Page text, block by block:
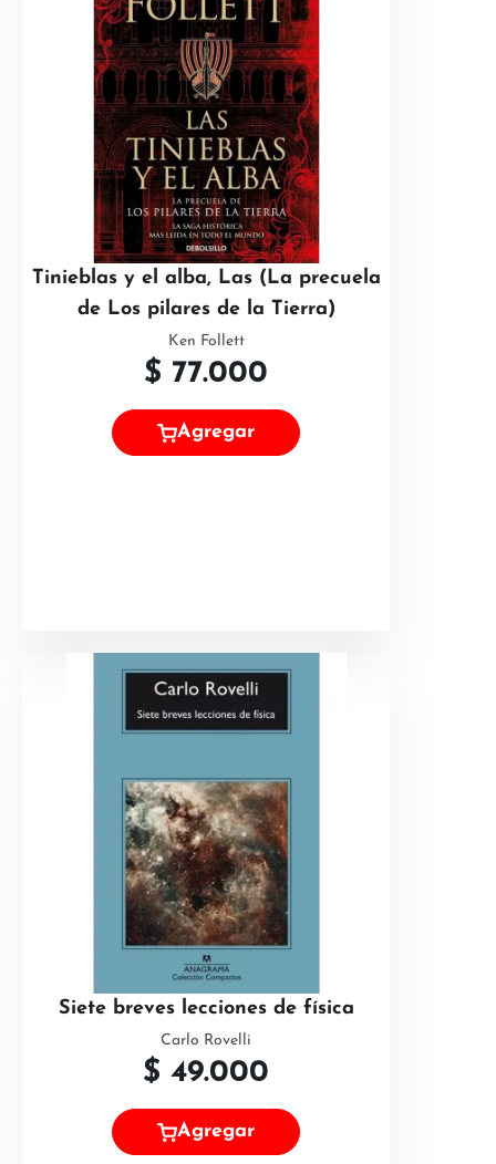
Tinieblas y el alba, Las (La precuela
de Los pilares de la Tierra)
Ken Follett
$ 77.000
Agregar
Siete breves lecciones de física
Carlo Rovelli
$ 49.000
Agregar